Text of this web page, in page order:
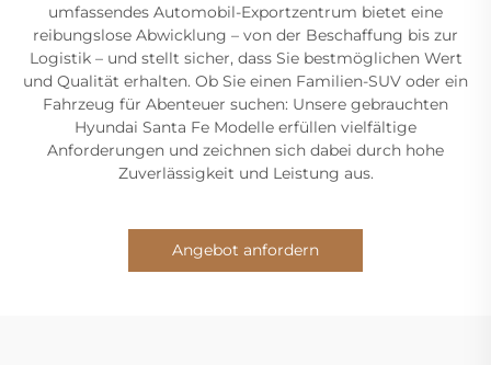
umfassendes Automobil-Exportzentrum bietet eine
reibungslose Abwicklung – von der Beschaffung bis zur
Logistik – und stellt sicher, dass Sie bestmöglichen Wert
und Qualität erhalten. Ob Sie einen Familien-SUV oder ein
Fahrzeug für Abenteuer suchen: Unsere gebrauchten
Hyundai Santa Fe Modelle erfüllen vielfältige
Anforderungen und zeichnen sich dabei durch hohe
Zuverlässigkeit und Leistung aus.
Angebot anfordern